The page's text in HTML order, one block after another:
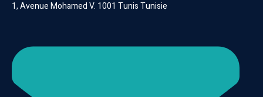
1, Avenue Mohamed V. 1001 Tunis Tunisie